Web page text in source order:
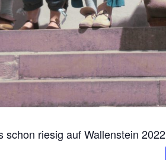
schon riesig auf Wallenstein 2022